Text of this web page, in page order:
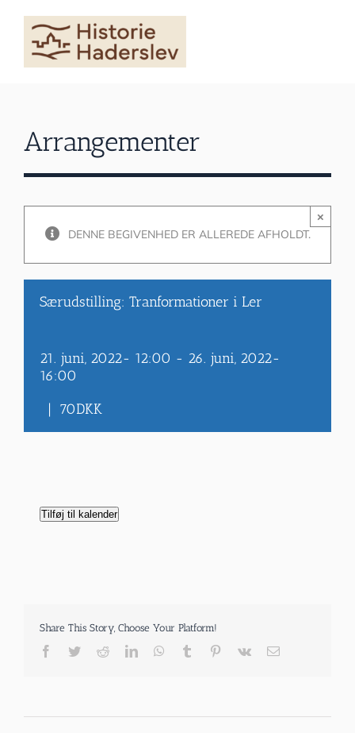
content
Arrangementer
×
DENNE BEGIVENHED ER ALLEREDE AFHOLDT.
Særudstilling: Tranformationer i Ler
21. juni, 2022- 12:00 - 26. juni, 2022-
16:00
| 70DKK
Tilføj til kalender
Share This Story, Choose Your Platform!
Facebook
TwitterRedditLinkedInWhatsApp
Tumblr Pinterest
Vk
E-